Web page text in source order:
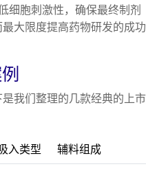
细胞刺激性，确保最终制剂
大限度提高药物研发的成功
我们整理的几款经典的上市
入类型 辅料组成